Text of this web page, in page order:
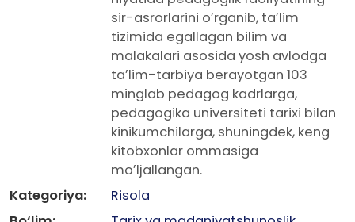
sir-asrorlarini oʼrganib, taʼlim
tizimida egallagan bilim va
malakalari asosida yosh avlodga
taʼlim-tarbiya berayotgan 103
minglab pedagog kadrlarga,
pedagogika universiteti tarixi bilan
kinikumchilarga, shuningdek, keng
kitobxonlar ommasiga
moʼljallangan.
Kategoriya:
Risola